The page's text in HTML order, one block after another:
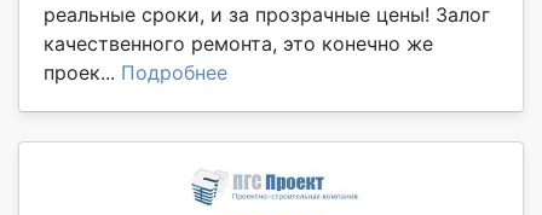
реальные сроки, и за прозрачные цены! Залог
качественного ремонта, это конечно же
проек... Подробнее